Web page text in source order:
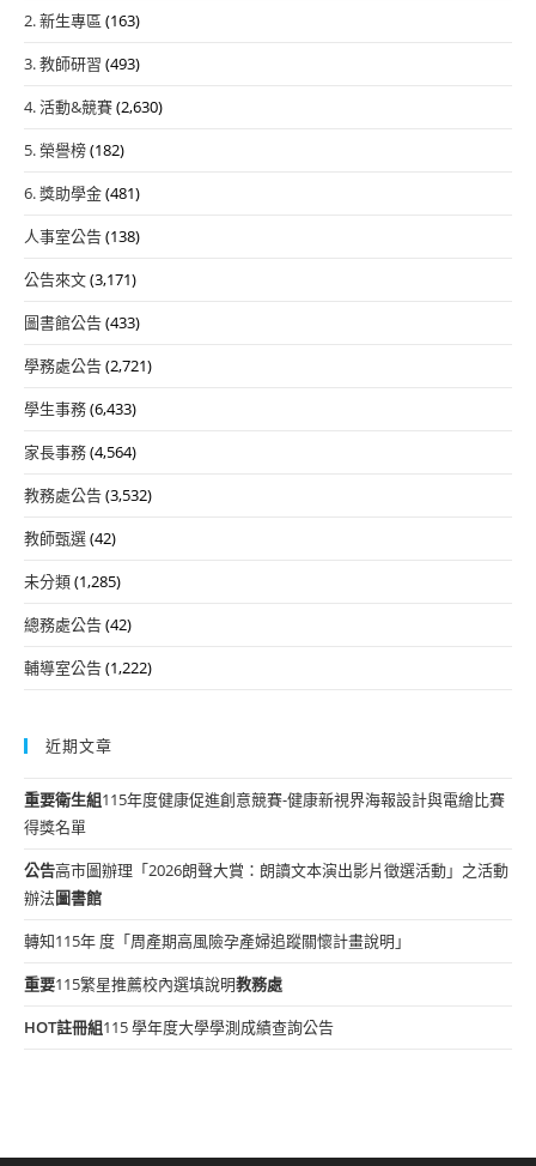
2. 新生專區 (163)
3. 教師研習 (493)
4. 活動&競賽(2,630)
5. 榮譽榜(182)
6. 獎助學金(481)
人事室公告(138)
公告來文(3,171)
圖書館公告(433)
學務處公告(2,721)
學生事務(6,433)
家長事務(4,564)
教務處公告(3,532)
教師甄選(42)
未分類(1,285)
總務處公告(42)
輔導室公告(1,222)
近期文章
重要衛生組115年度健康促進創意競賽-健康新視界海報設計與電繪比賽
得獎名單
公告高市圖辦理「2026朗聲大賞：朗讀文本演出影片徵選活動」之活動
辦法圖書館
轉知115年 度「周產期高風險孕產婦追蹤關懷計畫說明」
重要115繁星推薦校內選填說明教務處
HOT註冊組115 學年度大學學測成績查詢公告